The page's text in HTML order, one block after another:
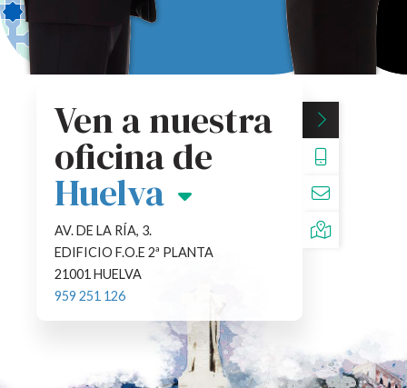
Ven a nuestra
oficina de
Jaén
PASEO DE LA ESTACIÓN, 22-1º
23003 JAÉN
953 255 810
959251126